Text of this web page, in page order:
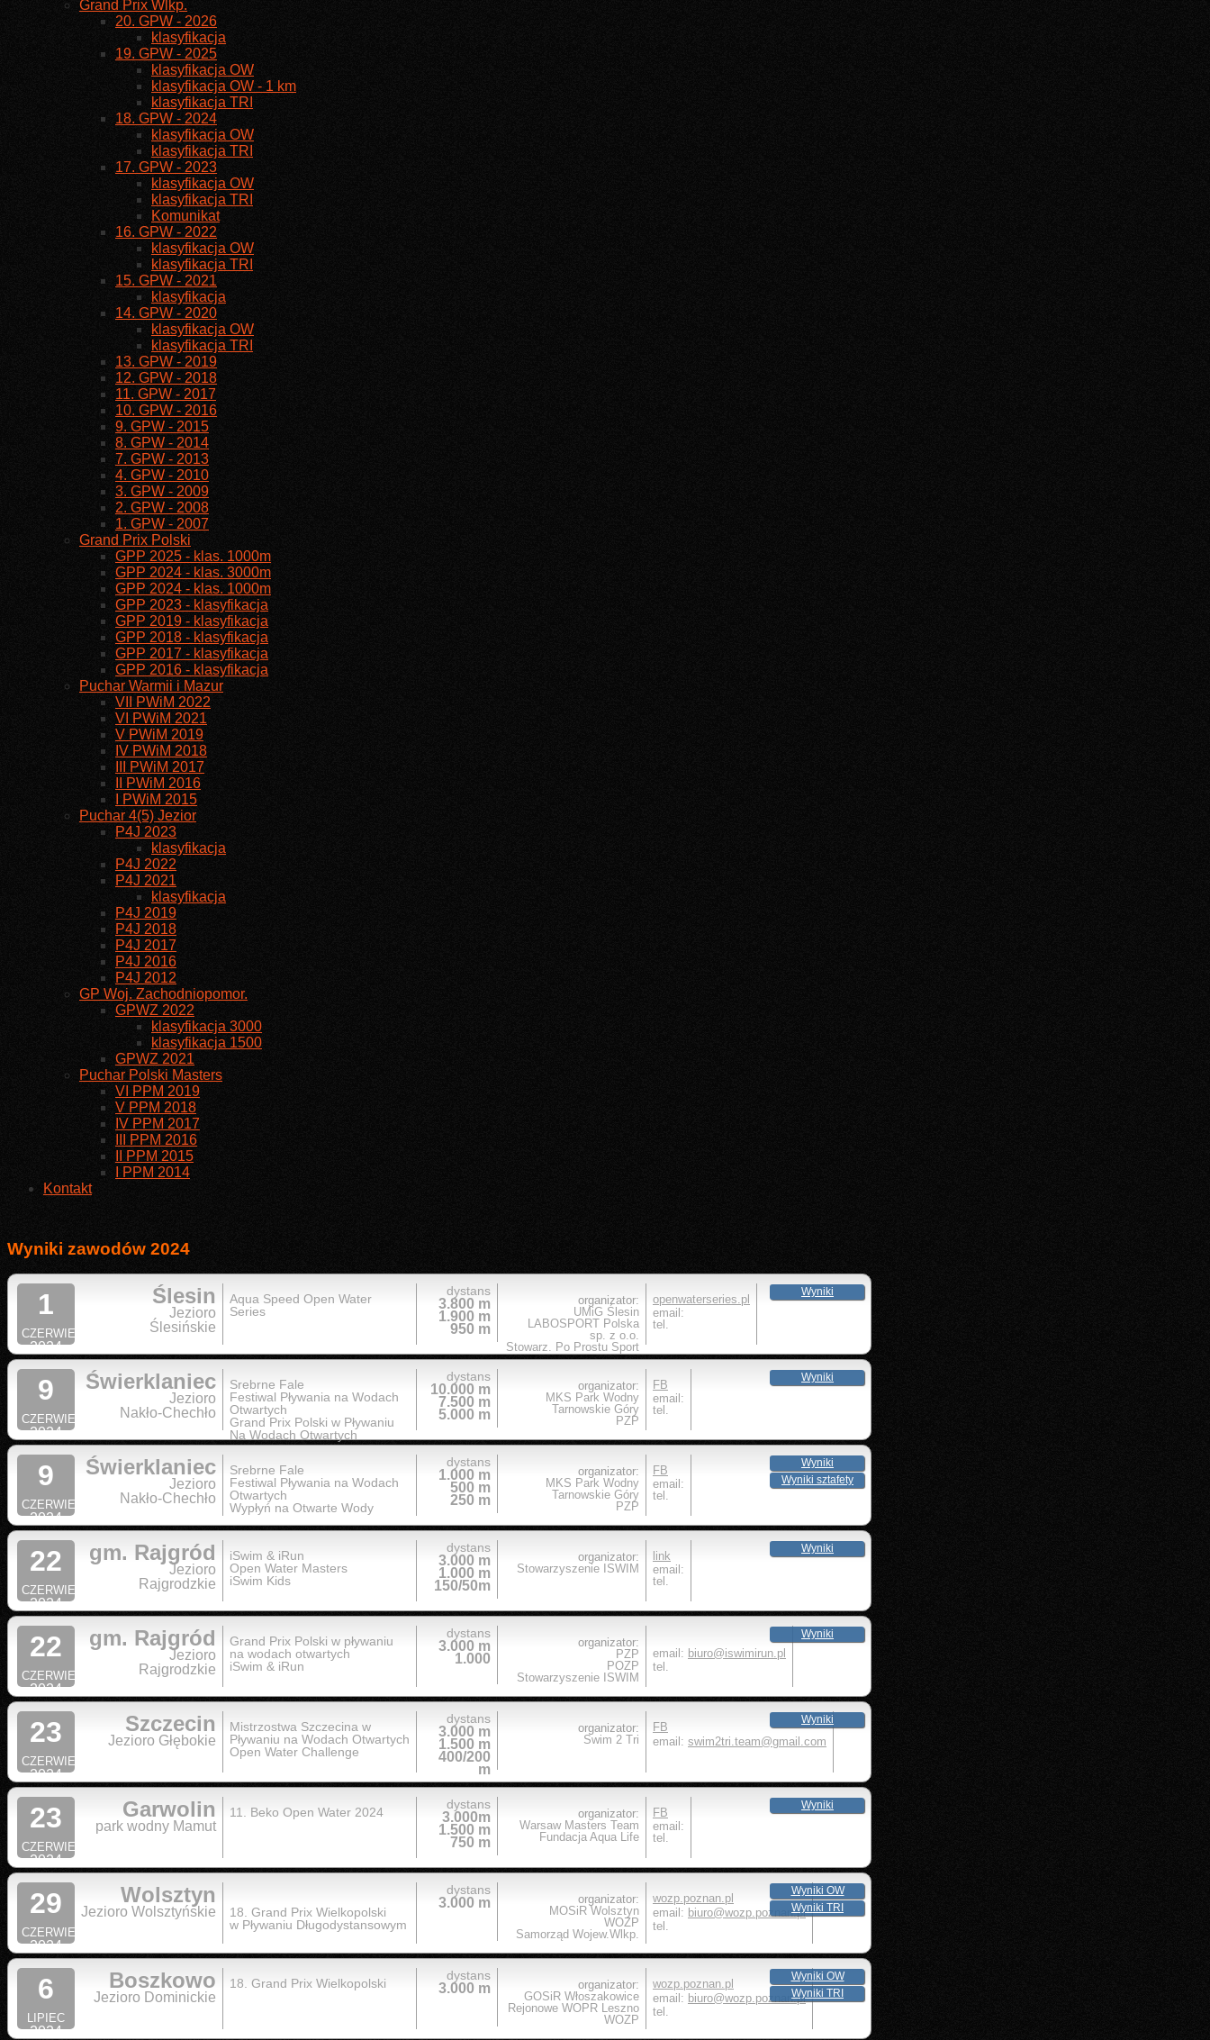
Grand Prix Wlkp.
20. GPW - 2026
klasyfikacja
19. GPW - 2025
klasyfikacja OW
klasyfikacja OW - 1 km
klasyfikacja TRI
18. GPW - 2024
klasyfikacja OW
klasyfikacja TRI
17. GPW - 2023
klasyfikacja OW
klasyfikacja TRI
Komunikat
16. GPW - 2022
klasyfikacja OW
klasyfikacja TRI
15. GPW - 2021
klasyfikacja
14. GPW - 2020
klasyfikacja OW
klasyfikacja TRI
13. GPW - 2019
12. GPW - 2018
11. GPW - 2017
10. GPW - 2016
9. GPW - 2015
8. GPW - 2014
7. GPW - 2013
4. GPW - 2010
3. GPW - 2009
2. GPW - 2008
1. GPW - 2007
Grand Prix Polski
GPP 2025 - klas. 1000m
GPP 2024 - klas. 3000m
GPP 2024 - klas. 1000m
GPP 2023 - klasyfikacja
GPP 2019 - klasyfikacja
GPP 2018 - klasyfikacja
GPP 2017 - klasyfikacja
GPP 2016 - klasyfikacja
Puchar Warmii i Mazur
VII PWiM 2022
VI PWiM 2021
V PWiM 2019
IV PWiM 2018
III PWiM 2017
II PWiM 2016
I PWiM 2015
Puchar 4(5) Jezior
P4J 2023
klasyfikacja
P4J 2022
P4J 2021
klasyfikacja
P4J 2019
P4J 2018
P4J 2017
P4J 2016
P4J 2012
GP Woj. Zachodniopomor.
GPWZ 2022
klasyfikacja 3000
klasyfikacja 1500
GPWZ 2021
Puchar Polski Masters
VI PPM 2019
V PPM 2018
IV PPM 2017
III PPM 2016
II PPM 2015
I PPM 2014
Kontakt
Wyniki zawodów 2024
1
CZERWIEC
2024
Ślesin
Jezioro
Ślesińskie
Aqua Speed Open Water
Series
dystans
3.800 m
1.900 m
950 m
organizator:
UMiG Ślesin
LABOSPORT Polska
sp. z o.o.
Stowarz. Po Prostu Sport
openwaterseries.pl
email:
tel.
Wyniki
9
CZERWIEC
2024
Świerklaniec
Jezioro
Nakło-Chechło
Srebrne Fale
Festiwal Pływania na Wodach
Otwartych
Grand Prix Polski w Pływaniu
Na Wodach Otwartych
dystans
10.000 m
7.500 m
5.000 m
organizator:
MKS Park Wodny
Tarnowskie Góry
PZP
FB
email:
tel.
Wyniki
9
CZERWIEC
2024
Świerklaniec
Jezioro
Nakło-Chechło
Srebrne Fale
Festiwal Pływania na Wodach
Otwartych
Wypłyń na Otwarte Wody
dystans
1.000 m
500 m
250 m
organizator:
MKS Park Wodny
Tarnowskie Góry
PZP
FB
email:
tel.
Wyniki
Wyniki sztafety
22
CZERWIEC
2024
gm. Rajgród
Jezioro
Rajgrodzkie
iSwim & iRun
Open Water Masters
iSwim Kids
dystans
3.000 m
1.000 m
150/50m
organizator:
Stowarzyszenie ISWIM
link
email:
tel.
Wyniki
22
CZERWIEC
2024
gm. Rajgród
Jezioro
Rajgrodzkie
Grand Prix Polski w pływaniu
na wodach otwartych
iSwim & iRun
dystans
3.000 m
1.000
organizator:
PZP
POZP
Stowarzyszenie ISWIM
email: biuro@iswimirun.pl
tel.
Wyniki
23
CZERWIEC
2024
Szczecin
Jezioro Głębokie
Mistrzostwa Szczecina w
Pływaniu na Wodach Otwartych
Open Water Challenge
dystans
3.000 m
1.500 m
400/200
m
organizator:
Swim 2 Tri
FB
email: swim2tri.team@gmail.com
Wyniki
23
CZERWIEC
2024
Garwolin
park wodny Mamut
11. Beko Open Water 2024
dystans
3.000m
1.500 m
750 m
organizator:
Warsaw Masters Team
Fundacja Aqua Life
FB
email:
tel.
Wyniki
29
CZERWIEC
2024
Wolsztyn
Jezioro Wolsztyńskie
18. Grand Prix Wielkopolski
w Pływaniu Długodystansowym
dystans
3.000 m
organizator:
MOSiR Wolsztyn
WOZP
Samorząd Wojew.Wlkp.
wozp.poznan.pl
email: biuro@wozp.poznan.pl
tel.
Wyniki OW
Wyniki TRI
6
LIPIEC
2024
Boszkowo
Jezioro Dominickie
18. Grand Prix Wielkopolski
dystans
3.000 m
organizator:
GOSiR Włoszakowice
Rejonowe WOPR Leszno
WOZP
wozp.poznan.pl
email: biuro@wozp.poznan.pl
tel.
Wyniki OW
Wyniki TRI